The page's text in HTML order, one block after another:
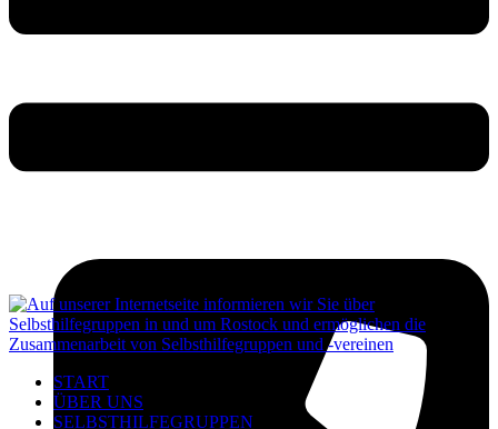
START
ÜBER UNS
SELBSTHILFEGRUPPEN